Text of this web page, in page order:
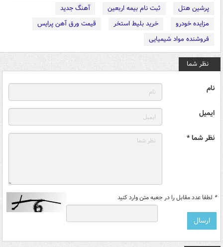
پرشین هتل
ثبت نام بیمه اربعین
آهنگ جدید
مزایده خودرو
خرید بلیط استخر
قیمت ورق آهن پرایس
فروشنده مواد شیمیایی
نظر شما
نام
ایمیل
نظر شما *
* لطفا عدد مقابل را در جعبه متن وارد کنید